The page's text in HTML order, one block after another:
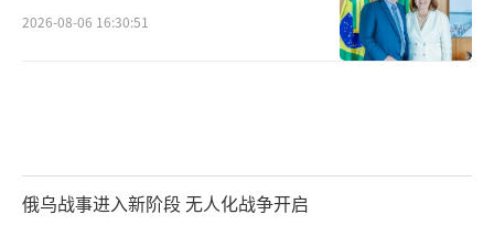
2026-08-06 16:30:51
俄乌战事进入新阶段 无人化战争开启